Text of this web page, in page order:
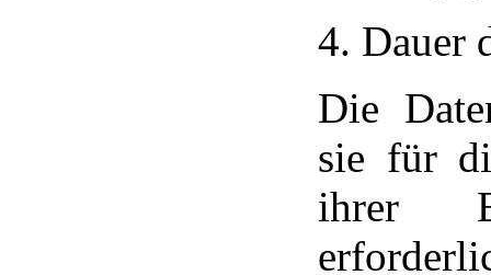
4. Dauer
Die
sie für
ihrer